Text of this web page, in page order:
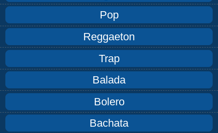
Pop
Reggaeton
Trap
Balada
Bolero
Bachata